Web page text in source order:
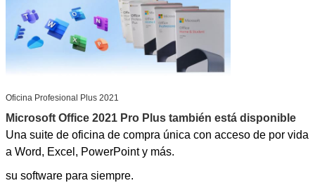
Oficina Profesional Plus 2021
Microsoft Office 2021 Pro Plus también está disponible
Una suite de oficina de compra única con acceso de por vida
a Word, Excel, PowerPoint y más.
su software para siempre.